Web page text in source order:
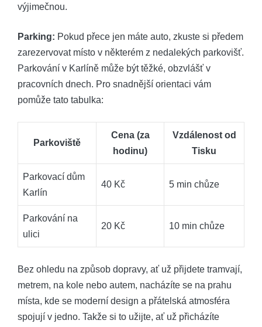
výjimečnou.
Parking: Pokud přece jen máte auto, zkuste si předem
zarezervovat místo v některém z nedalekých parkovišť.
Parkování v Karlíně může být těžké, obzvlášť v
pracovních dnech. Pro snadnější orientaci vám
pomůže tato tabulka:
Parkoviště
Cena (za
hodinu)
Vzdálenost od
Tisku
Parkovací dům
Karlín
40 Kč 5 min chůze
Parkování na
ulici
20 Kč 10 min chůze
Bez ohledu na způsob dopravy, ať už přijdete tramvají,
metrem, na kole nebo autem, nacházíte se na prahu
místa, kde se moderní design a přátelská atmosféra
spojují v jedno. Takže si to užijte, ať už přicházíte